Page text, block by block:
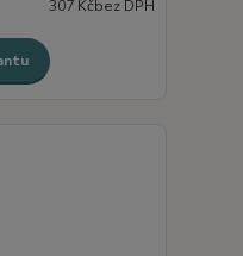
307 Kčbez DPH